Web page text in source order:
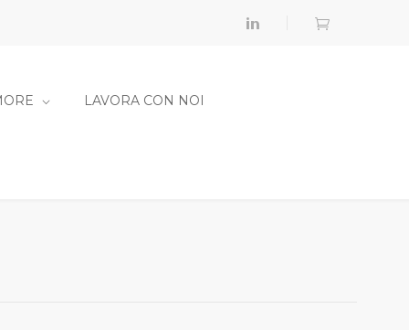
LAVORA CON NOI